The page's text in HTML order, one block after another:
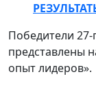
Победители 27-
представлены
опыт лидеров».